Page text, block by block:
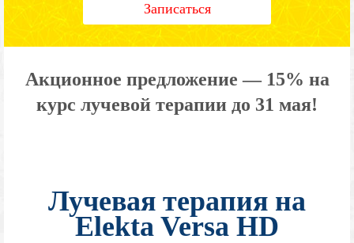
Записаться
Акционное предложение — 15% на
курс лучевой терапии до 31 мая!
Лучевая терапия на
Elekta Versa HD